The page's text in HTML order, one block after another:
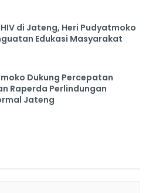
di Jateng, Heri Pudyatmoko
Edukasi Masyarakat
Dukung Percepatan
Raperda Perlindungan
Jateng